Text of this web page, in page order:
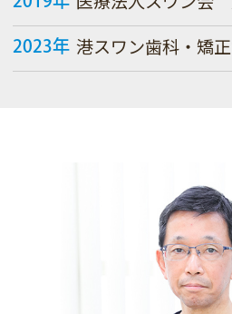
2023年 港スワン歯科・矯